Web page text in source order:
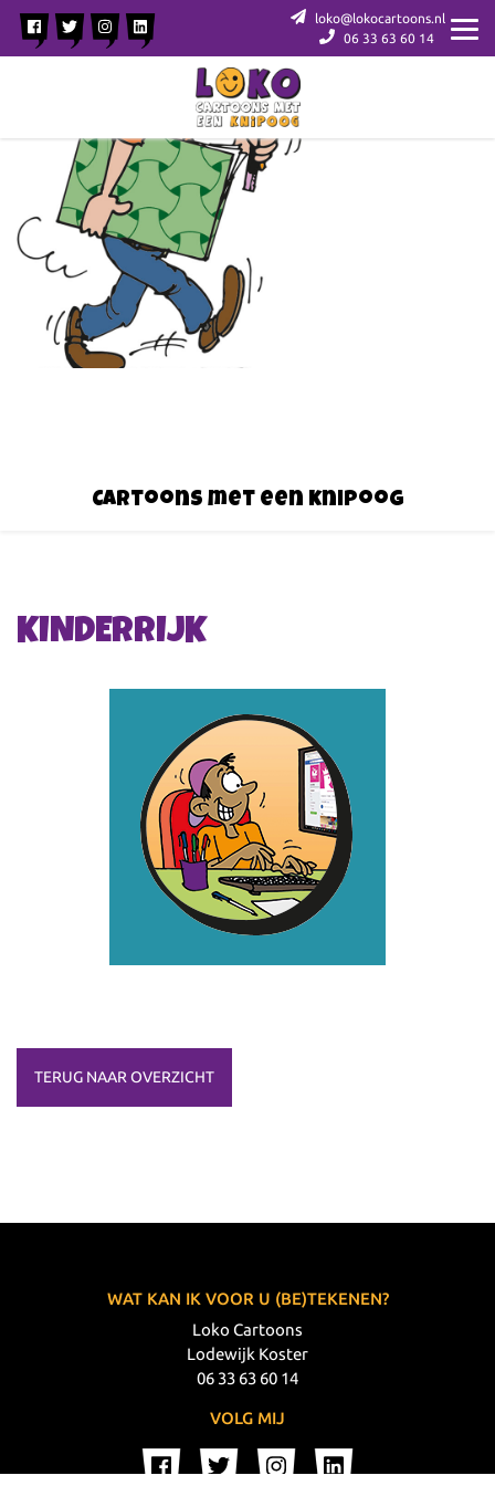
loko@lokocartoons.nl
06 33 63 60 14
Cartoons met een knipoog
KINDERRIJK
TERUG NAAR OVERZICHT
WAT KAN IK VOOR U (BE)TEKENEN?
Loko Cartoons
Lodewijk Koster
06 33 63 60 14
VOLG MIJ